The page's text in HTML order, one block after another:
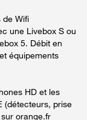
de Wifi
une Livebox S ou
5. Débit en
équipements
HD et les
(détecteurs, prise
orange.fr